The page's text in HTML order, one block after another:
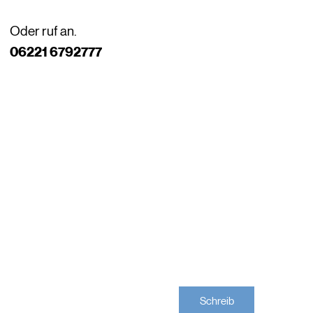
Oder ruf an.
06221 6792777
Schreib